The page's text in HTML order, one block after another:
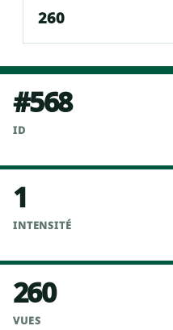
260
#568
ID
1
INTENSITÉ
260
VUES